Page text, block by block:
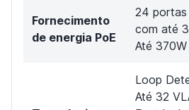
Fornecimento
de energia PoE
24
com até
Até
Loop
Até 32